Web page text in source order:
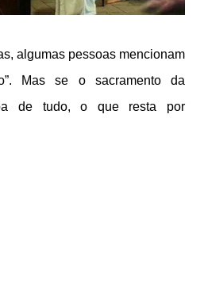
algumas pessoas mencionam
Mas se o sacramento da
de tudo, o que resta por